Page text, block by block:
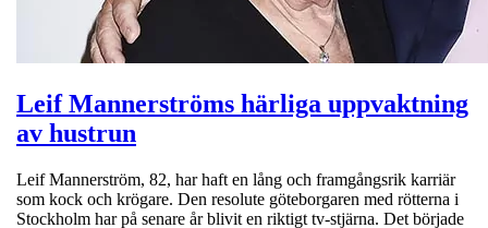
Leif Mannerströms härliga uppvaktning
av hustrun
Leif Mannerström, 82, har haft en lång och framgångsrik karriär
som kock och krögare. Den resolute göteborgaren med rötterna i
Stockholm har på senare år blivit en riktigt tv-stjärna. Det började